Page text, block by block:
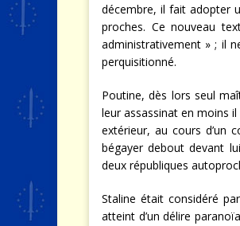
décembre, il fait adopter
proches. Ce nouveau
administrativement » ; il
perquisitionné.
Poutine, dès lors seul
leur assassinat en moins
extérieur, au cours d’un
bégayer debout devant
deux républiques
Staline était considéré
atteint d’un délire